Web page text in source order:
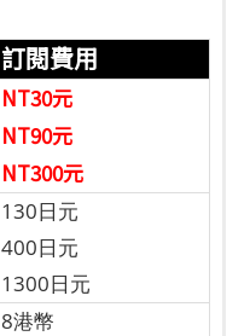
訂閱費用
NT30元
NT90元
NT300元
130日元
400日元
1300日元
8港幣